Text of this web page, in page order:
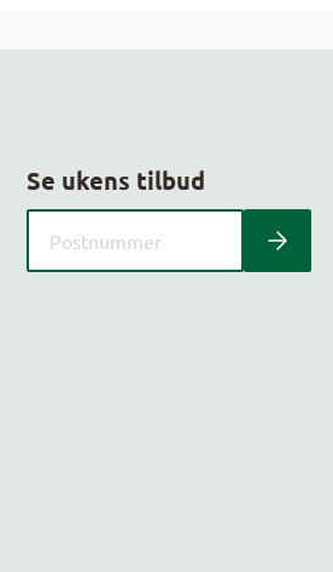
Se ukens tilbud